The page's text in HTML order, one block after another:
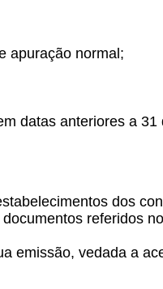
apuração normal;
datas anteriores a 31
dos
referidos
emissão, vedada a